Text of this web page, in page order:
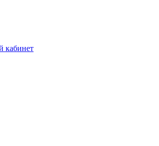
кабинет